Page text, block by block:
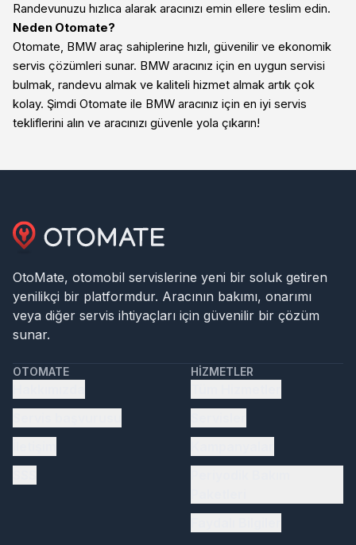
Randevunuzu hızlıca alarak aracınızı emin ellere teslim edin.
Neden Otomate?
Otomate, BMW araç sahiplerine hızlı, güvenilir ve ekonomik
servis çözümleri sunar. BMW aracınız için en uygun servisi
bulmak, randevu almak ve kaliteli hizmet almak artık çok
kolay. Şimdi Otomate ile BMW aracınız için en iyi servis
tekliflerini alın ve aracınızı güvenle yola çıkarın!
OtoMate, otomobil servislerine yeni bir soluk getiren
yenilikçi bir platformdur. Aracının bakımı, onarımı
veya diğer servis ihtiyaçları için güvenilir bir çözüm
sunar.
OTOMATE HIZMETLER